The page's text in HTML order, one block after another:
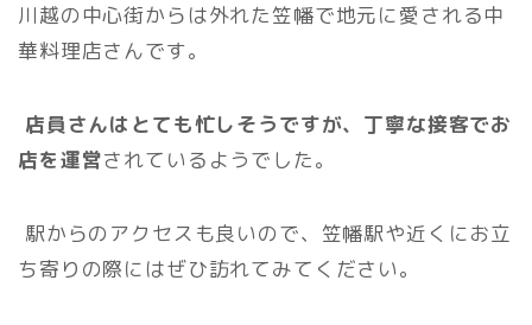
川越の中心街からは外れた笠幡で地元に愛される中
華料理店さんです。
店員さんはとても忙しそうですが、丁寧な接客でお
店を運営されているようでした。
駅からのアクセスも良いので、笠幡駅や近くにお立
ち寄りの際にはぜひ訪れてみてください。